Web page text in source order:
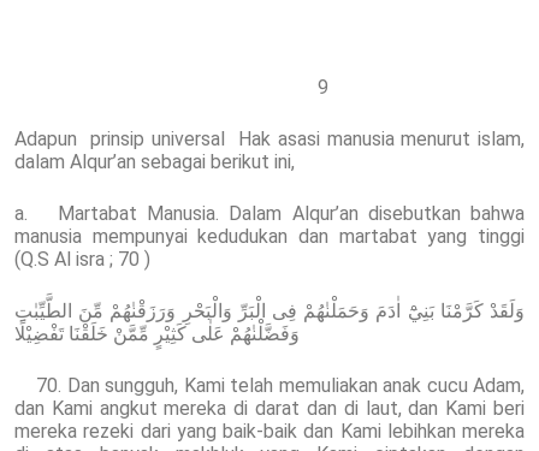
9
Adapun prinsip universal Hak asasi manusia menurut islam,
dalam Alqur’an sebagai berikut ini,
a. Martabat Manusia. Dalam Alqur’an disebutkan bahwa
manusia mempunyai kedudukan dan martabat yang tinggi
(Q.S Al isra ; 70 )
وَلَقَدْ كَرَّمْنَا بَنِيْٓ اٰدَمَ وَحَمَلْنٰهُمْ فِى الْبَرِّ وَالْبَحْرِ وَرَزَقْنٰهُمْ مِّنَ الطَّيِّبٰتِ
70. Dan sungguh, Kami telah memuliakan anak cucu Adam,
dan Kami angkut mereka di darat dan di laut, dan Kami beri
mereka rezeki dari yang baik-baik dan Kami lebihkan mereka